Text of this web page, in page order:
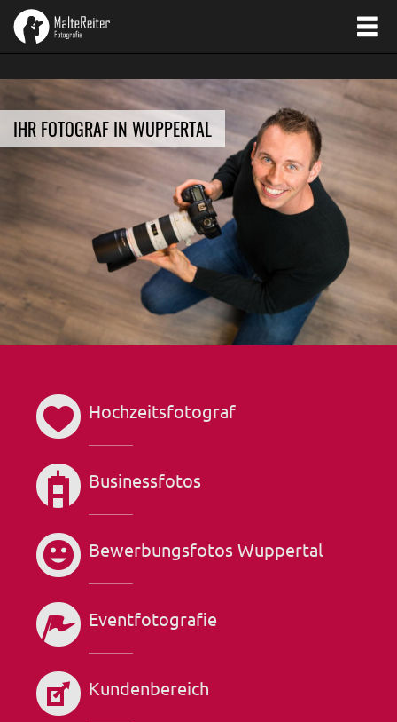
IHR FOTOGRAF IN WUPPERTAL
Hochzeitsfotograf
Businessfotos
Bewerbungsfotos Wuppertal
Eventfotografie
Kundenbereich